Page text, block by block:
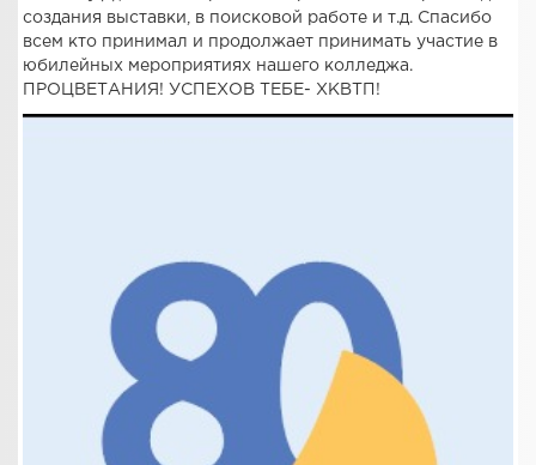
создания выставки, в поисковой работе и т.д. Спасибо
всем кто принимал и продолжает принимать участие в
юбилейных мероприятиях нашего колледжа.
ПРОЦВЕТАНИЯ! УСПЕХОВ ТЕБЕ- ХКВТП!